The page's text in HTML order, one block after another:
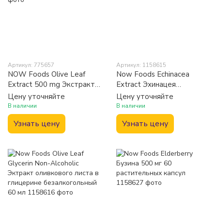
Артикул: 775657
NOW Foods Olive Leaf
Extract 500 mg Экстракт
листьев оливы 120
веганских капсул
Цену уточняйте
В наличии
Узнать цену
Артикул: 1158615
Now Foods Echinacea
Extract Эхинацея
екстракт 60 мл
Цену уточняйте
В наличии
Узнать цену